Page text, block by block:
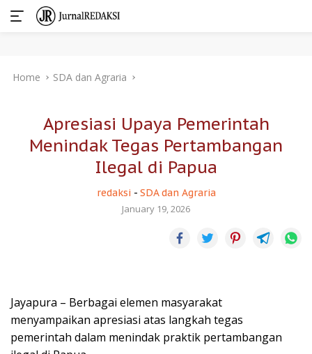
Home SDA dan Agraria
Apresiasi Upaya Pemerintah
Menindak Tegas Pertambangan
Ilegal di Papua
redaksi - SDA dan Agraria
January 19, 2026
Jayapura – Berbagai elemen masyarakat
menyampaikan apresiasi atas langkah tegas
pemerintah dalam menindak praktik pertambangan